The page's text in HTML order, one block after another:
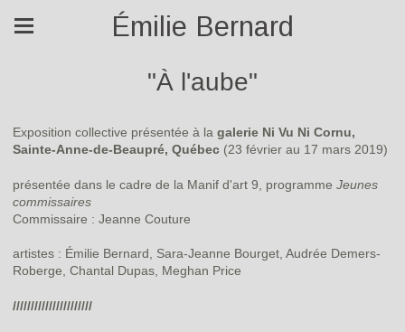
Émilie Bernard
"À l'aube"
Exposition collective présentée à la galerie Ni Vu Ni Cornu,
Sainte-Anne-de-Beaupré, Québec (23 février au 17 mars 2019)
présentée dans le cadre de la Manif d'art 9, programme Jeunes
commissaires
Commissaire : Jeanne Couture
artistes : Émilie Bernard, Sara-Jeanne Bourget, Audrée Demers-
Roberge, Chantal Dupas, Meghan Price
//////////////////////